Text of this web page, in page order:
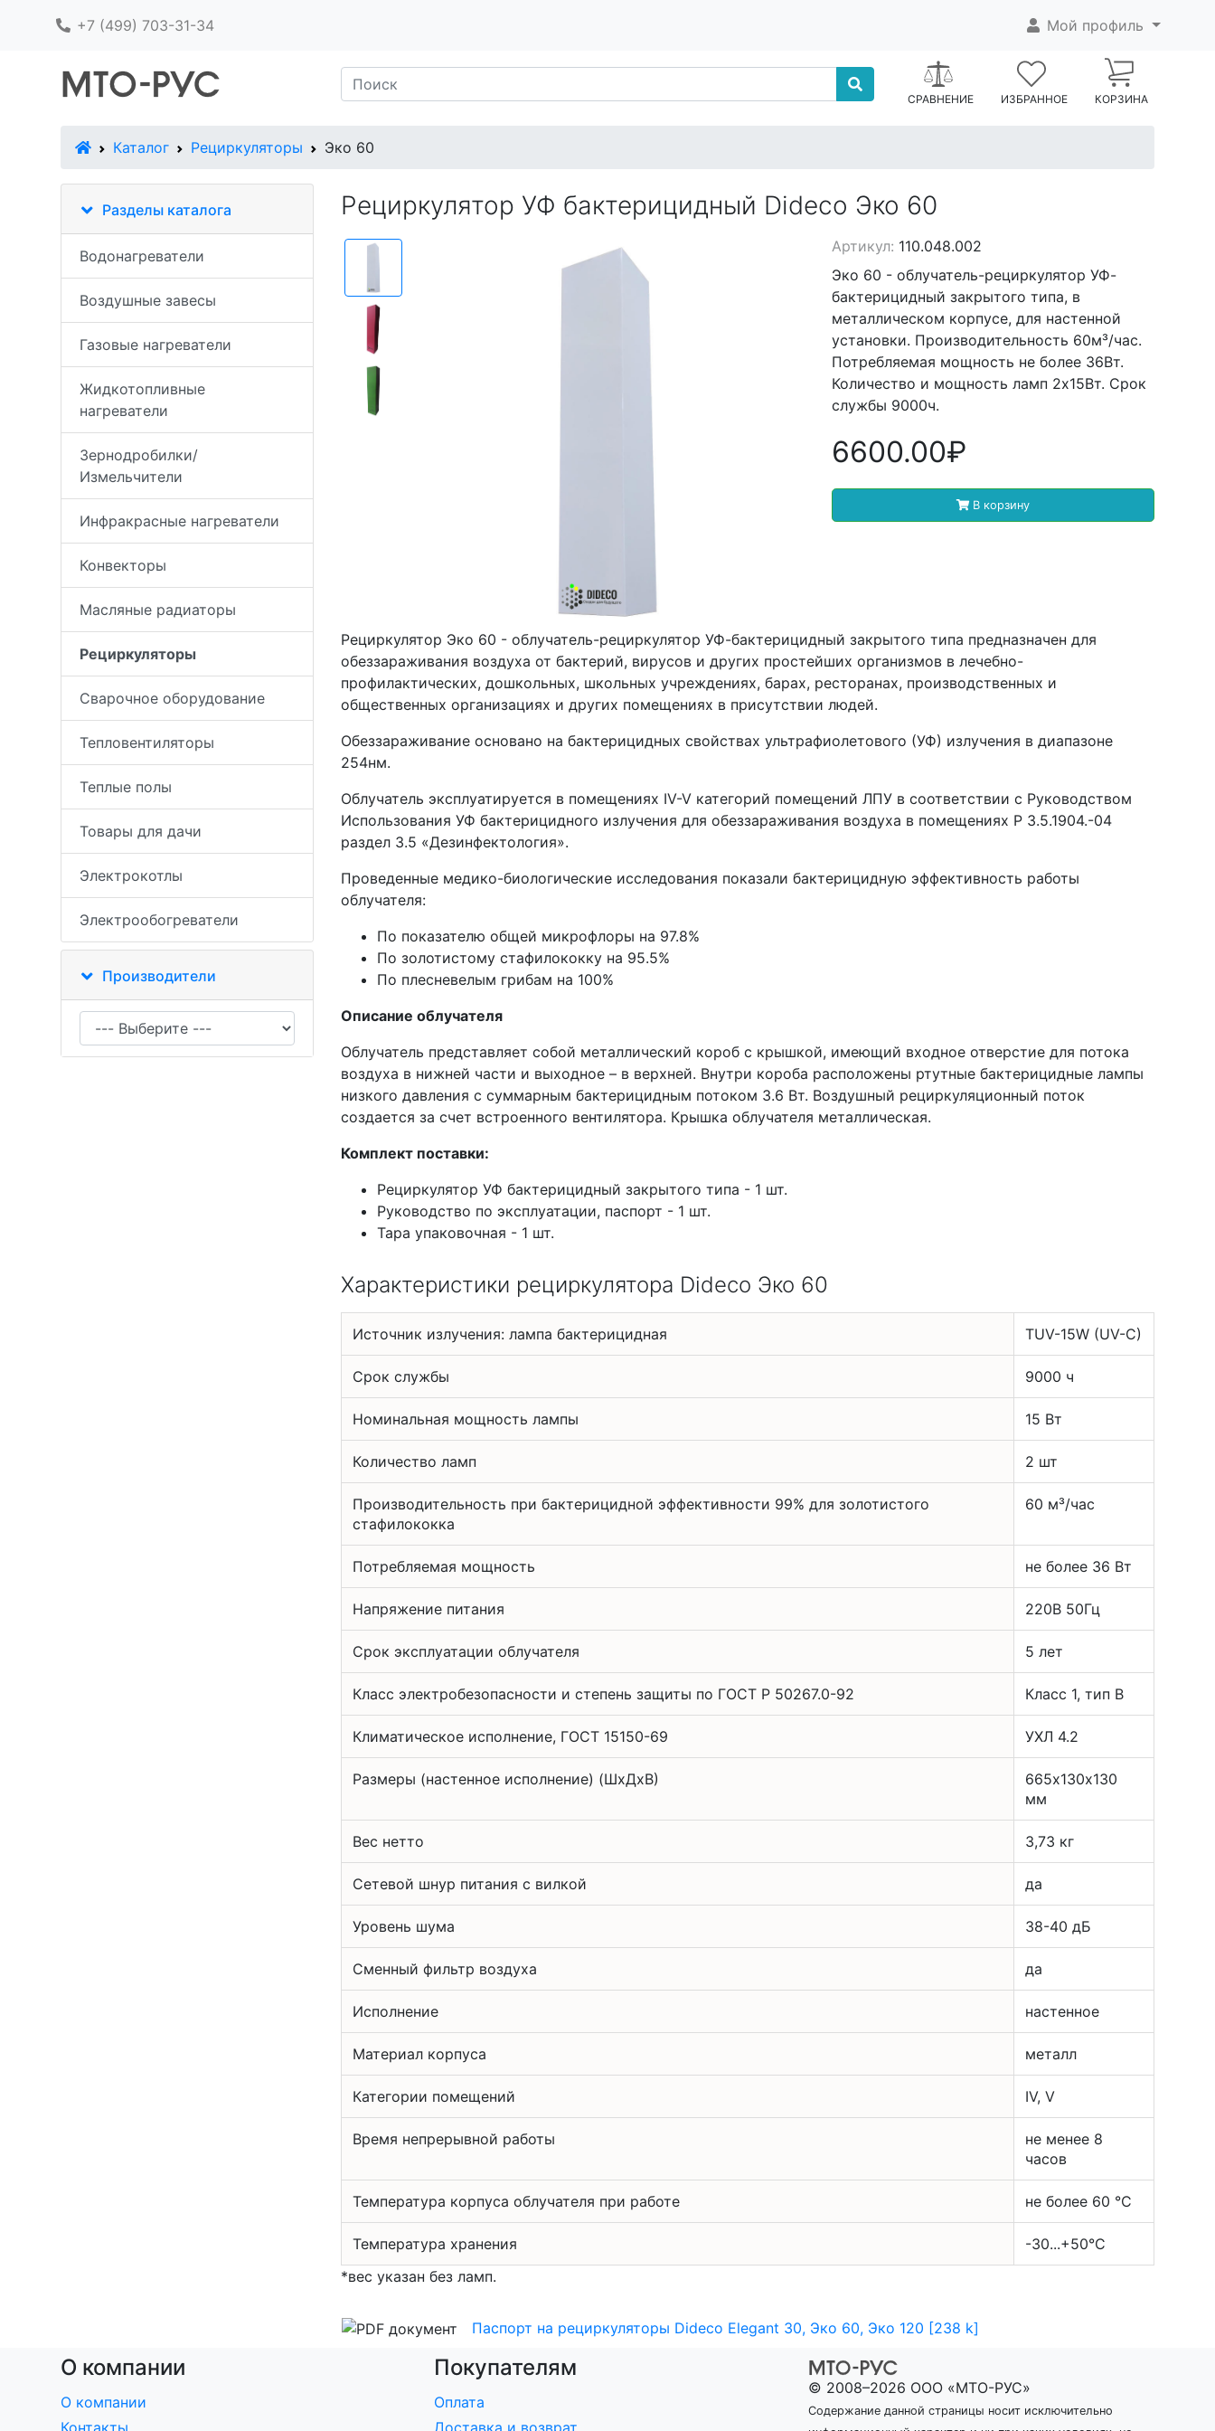
+7 (499) 703-31-34 Мой профиль
СРАВНЕНИЕ ИЗБРАННОЕ КОРЗИНА
В начало
Каталог Рециркуляторы Эко 60
Рециркулятор УФ бактерицидный Dideco Эко 60
Артикул: 110.048.002
Эко 60 - облучатель-рециркулятор УФ-
бактерицидный закрытого типа, в
металлическом корпусе, для настенной
установки. Производительность 60м³/час.
Потребляемая мощность не более 36Вт.
Количество и мощность ламп 2х15Вт. Срок
службы 9000ч.
6600.00₽
В корзину
Рециркулятор Эко 60 - облучатель-рециркулятор УФ-бактерицидный закрытого типа предназначен для
обеззараживания воздуха от бактерий, вирусов и других простейших организмов в лечебно-
профилактических, дошкольных, школьных учреждениях, барах, ресторанах, производственных и
общественных организациях и других помещениях в присутствии людей.
Обеззараживание основано на бактерицидных свойствах ультрафиолетового (УФ) излучения в диапазоне
254нм.
Облучатель эксплуатируется в помещениях IV-V категорий помещений ЛПУ в соответствии с Руководством
Использования УФ бактерицидного излучения для обеззараживания воздуха в помещениях Р 3.5.1904.-04
раздел 3.5 «Дезинфектология».
Проведенные медико-биологические исследования показали бактерицидную эффективность работы
облучателя:
По показателю общей микрофлоры на 97.8%
По золотистому стафилококку на 95.5%
По плесневелым грибам на 100%
Описание облучателя
Облучатель представляет собой металлический короб с крышкой, имеющий входное отверстие для потока
воздуха в нижней части и выходное – в верхней. Внутри короба расположены ртутные бактерицидные лампы
низкого давления с суммарным бактерицидным потоком 3.6 Вт. Воздушный рециркуляционный поток
создается за счет встроенного вентилятора. Крышка облучателя металлическая.
Комплект поставки:
Рециркулятор УФ бактерицидный закрытого типа - 1 шт.
Руководство по эксплуатации, паспорт - 1 шт.
Тара упаковочная - 1 шт.
Характеристики рециркулятора Dideco Эко 60
Источник излучения: лампа бактерицидная TUV-15W (UV-C)
Срок службы 9000 ч
Номинальная мощность лампы 15 Вт
Количество ламп 2 шт
Производительность при бактерицидной эффективности 99% для золотистого
стафилококка
60 м³/час
Потребляемая мощность не более 36 Вт
Напряжение питания 220В 50Гц
Срок эксплуатации облучателя 5 лет
Класс электробезопасности и степень защиты по ГОСТ Р 50267.0-92 Класс 1, тип В
Климатическое исполнение, ГОСТ 15150-69 УХЛ 4.2
Размеры (настенное исполнение) (ШхДхВ)
665х130х130
мм
Вес нетто 3,73 кг
Сетевой шнур питания с вилкой да
Уровень шума 38-40 дБ
Сменный фильтр воздуха да
Исполнение настенное
Материал корпуса металл
Категории помещений IV, V
Время непрерывной работы
не менее 8
часов
Температура корпуса облучателя при работе не более 60 °C
Температура хранения
-30...+50°C
*вес указан без ламп.
Паспорт на рециркуляторы Dideco Elegant 30, Эко 60, Эко 120 [238 k]
Разделы каталога
Водонагреватели
Воздушные завесы
Газовые нагреватели
Жидкотопливные
нагреватели
Зернодробилки/
Измельчители
Инфракрасные нагреватели
Конвекторы
Масляные радиаторы
Рециркуляторы
Сварочное оборудование
Тепловентиляторы
Теплые полы
Товары для дачи
Электрокотлы
Электрообогреватели
Производители
О компании
О компании
Контакты
Покупателям
Оплата
Доставка и возврат
© 2008–2026 ООО «МТО-РУС»
Содержание данной страницы носит исключительно